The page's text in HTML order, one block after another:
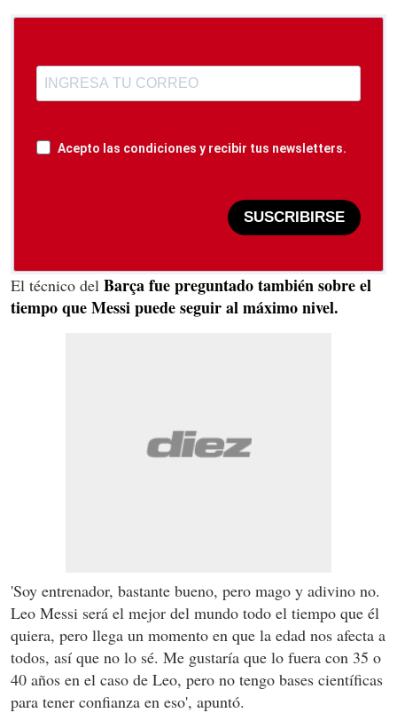
Acepto las condiciones y recibir tus newsletters.
SUSCRIBIRSE
El técnico del Barça fue preguntado también sobre el
tiempo que Messi puede seguir al máximo nivel.
'Soy entrenador, bastante bueno, pero mago y adivino no.
Leo Messi será el mejor del mundo todo el tiempo que él
quiera, pero llega un momento en que la edad nos afecta a
todos, así que no lo sé. Me gustaría que lo fuera con 35 o
40 años en el caso de Leo, pero no tengo bases científicas
para tener confianza en eso', apuntó.